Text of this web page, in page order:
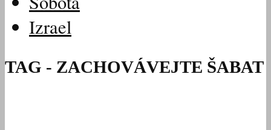
Izrael
TAG - ZACHOVÁVEJTE ŠABAT